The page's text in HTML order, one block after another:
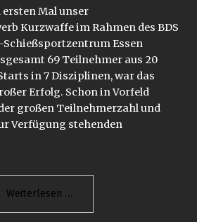
ersten Mal unser
Kurzwaffe im Rahmen des BDS
Essen
69 Teilnehmer aus 20
in 7 Disziplinen, war das
Erfolg. Schon in Vorfeld
großen Teilnehmerzahl und
Verfügung stehenden
Weiterlesen "Erfolgreicher